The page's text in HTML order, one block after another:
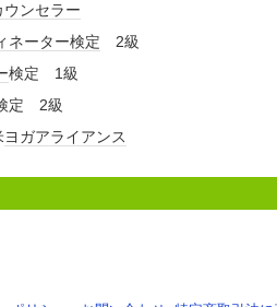
ウンセラー
ネーター検定 2級
検定 1級
定 2級
ヨガアライアンス